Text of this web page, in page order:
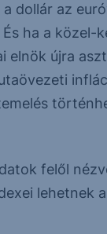
dollár az
ha a közel-
elnök újra
felől
lehetnek